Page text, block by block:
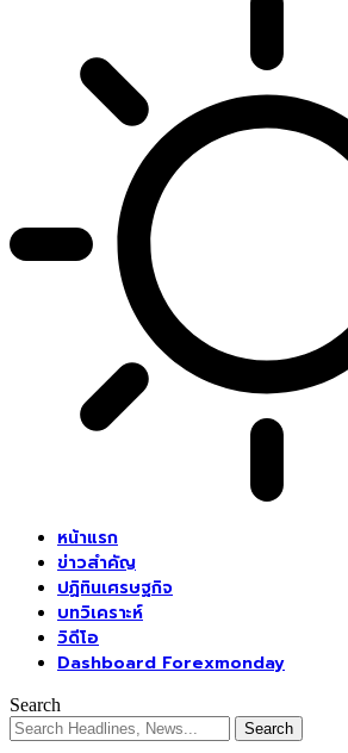
หน้าแรก
ข่าวสำคัญ
ปฏิทินเศรษฐกิจ
บทวิเคราะห์
วิดีโอ
Dashboard Forexmonday
Search